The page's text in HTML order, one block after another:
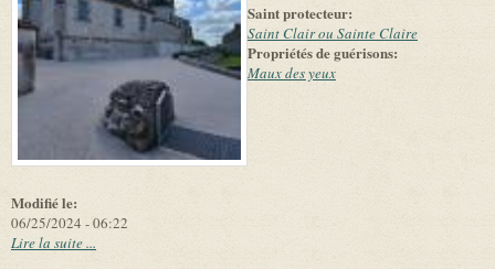
and
suppliers
Modifié le:
06/25/2024 - 06:22
Saint protecteur:
Saint Clair ou Sainte Claire
Propriétés de guérisons:
Maux des yeux
Lire la suite ...